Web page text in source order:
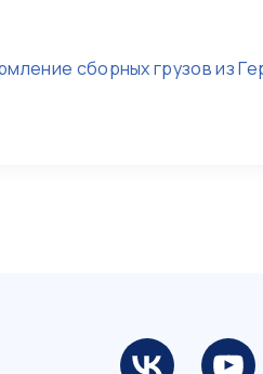
сборных грузов из